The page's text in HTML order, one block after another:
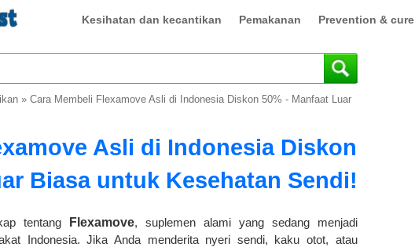
Kesihatan dan kecantikan Pemakanan Prevention & cure
» Cara Membeli Flexamove Asli di Indonesia Diskon 50% - Manfaat Luar
Asli di Indonesia Diskon
Biasa untuk Kesehatan Sendi!
tentang Flexamove, suplemen alami yang sedang menjadi
Indonesia. Jika Anda menderita nyeri sendi, kaku otot, atau